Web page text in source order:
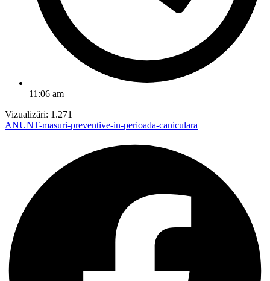
11:06 am
Vizualizări: 1.271
ANUNT-masuri-preventive-in-perioada-caniculara